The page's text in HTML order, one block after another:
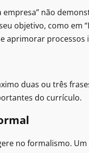
empresa” não
objetivo, como em
aprimorar processos
duas ou três
do currículo.
no formalismo.